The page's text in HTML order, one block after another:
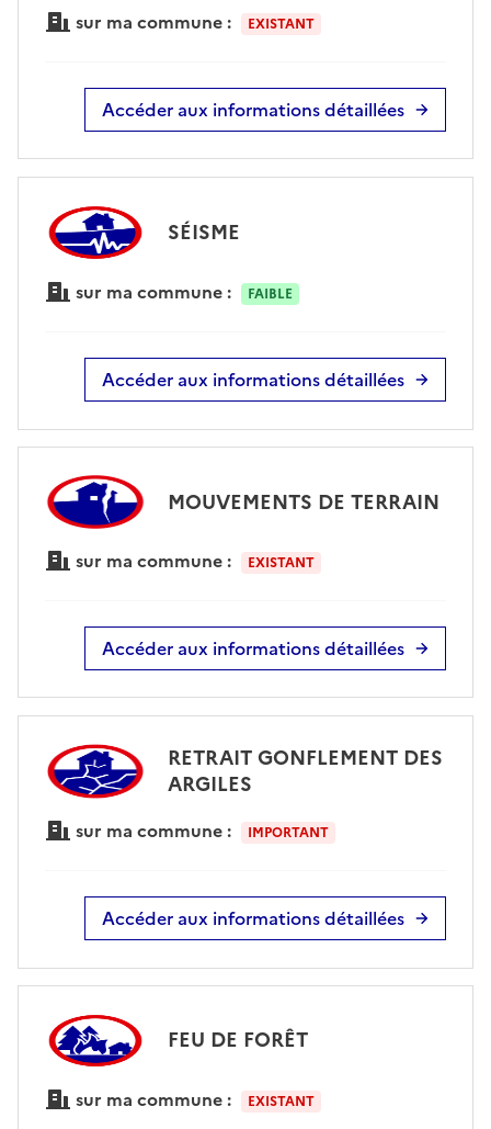
sur ma commune : EXISTANT
Accéder aux informations détaillées
SÉISME
sur ma commune : FAIBLE
Accéder aux informations détaillées
MOUVEMENTS DE TERRAIN
sur ma commune : EXISTANT
Accéder aux informations détaillées
RETRAIT GONFLEMENT DES
ARGILES
sur ma commune : IMPORTANT
Accéder aux informations détaillées
FEU DE FORÊT
sur ma commune : EXISTANT